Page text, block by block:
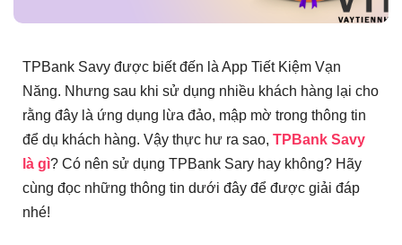
TPBank Savy được biết đến là App Tiết Kiệm Vạn
Năng. Nhưng sau khi sử dụng nhiều khách hàng lại cho
rằng đây là ứng dụng lừa đảo, mập mờ trong thông tin
để dụ khách hàng. Vậy thực hư ra sao, TPBank Savy
là gì? Có nên sử dụng TPBank Sary hay không? Hãy
cùng đọc những thông tin dưới đây để được giải đáp
nhé!